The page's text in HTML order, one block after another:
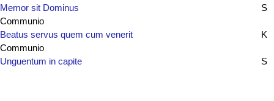
Memor sit Dominus
S
Communio
Beatus servus quem cum venerit
K
Communio
Unguentum in capite
S